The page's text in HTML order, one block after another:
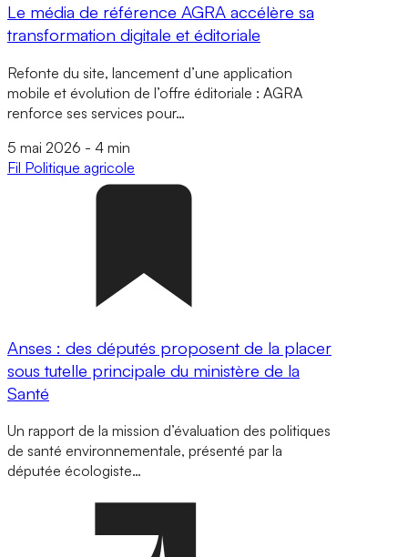
Le média de référence AGRA accélère sa
transformation digitale et éditoriale
Refonte du site, lancement d’une application
mobile et évolution de l’offre éditoriale : AGRA
renforce ses services pour…
5 mai 2026 - 4 min
Fil Politique agricole
Anses : des députés proposent de la placer
sous tutelle principale du ministère de la
Santé
Un rapport de la mission d’évaluation des politiques
de santé environnementale, présenté par la
députée écologiste…